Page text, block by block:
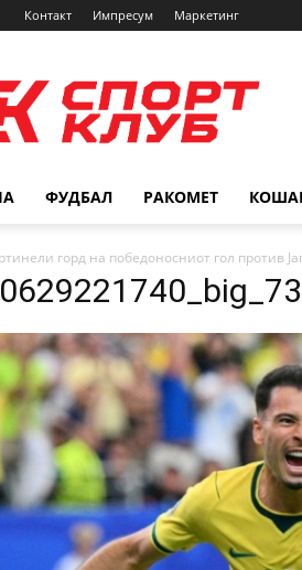
Контакт Импресум Маркетинг
ФУДБАЛ РАКОМЕТ
горд на победоносниот гол против